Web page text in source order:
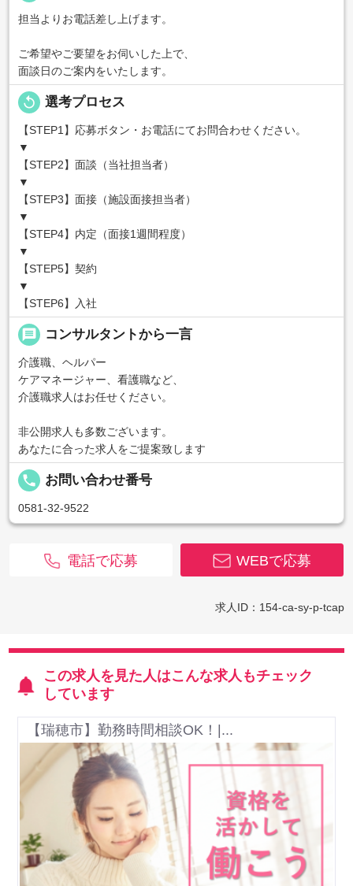
担当よりお電話差し上げます。
ご希望やご要望をお伺いした上で、
面談日のご案内をいたします。
replay 選考プロセス
【STEP1】応募ボタン・お電話にてお問合わせください。
▼
【STEP2】面談（当社担当者）
▼
【STEP3】面接（施設面接担当者）
▼
【STEP4】内定（面接1週間程度）
▼
【STEP5】契約
▼
【STEP6】入社
message コンサルタントから一言
介護職、ヘルパー
ケアマネージャー、看護職など、
介護職求人はお任せください。
非公開求人も多数ございます。
あなたに合った求人をご提案致します
local_phone お問い合わせ番号
0581-32-9522
WEBで応募
電話で応募
求人ID：154-ca-sy-p-tcap
この求人を見た人はこんな求人もチェック
しています
【瑞穂市】勤務時間相談OK！|...